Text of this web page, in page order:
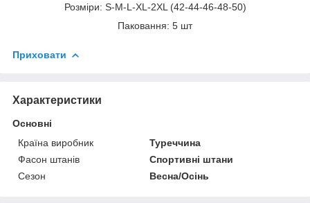
Розміри: S-M-L-XL-2XL (42-44-46-48-50)
Паковання: 5 шт
Приховати
Характеристики
Основні
Країна виробник
Туреччина
Фасон штанів
Спортивні штани
Сезон
Весна/Осінь